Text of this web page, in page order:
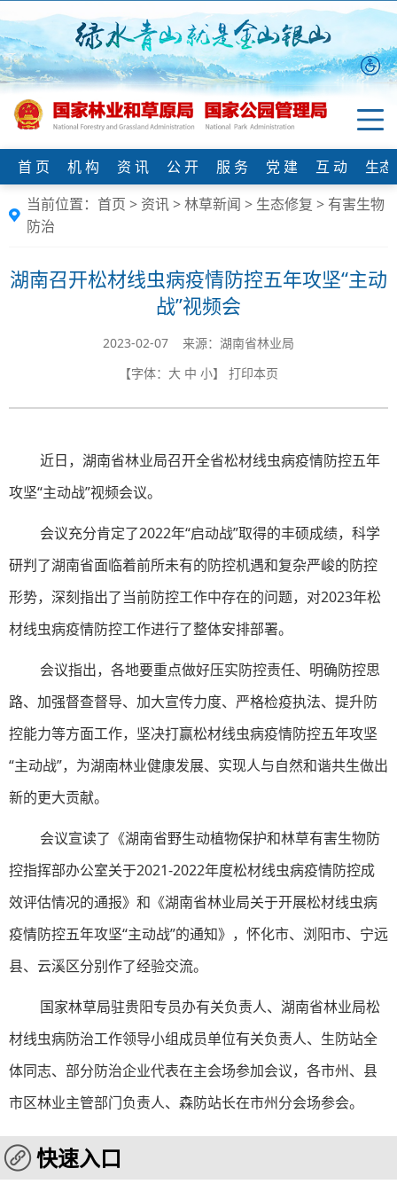
首 页 机 构 资 讯 公 开 服 务 党 建 互 动
生
当前位置： 首页 > 资讯>林草新闻 > 生态修复 > 有害生物
防治
湖南召开松材线虫病疫情防控五年攻坚“主动
战”视频会
2023-02-07 来源：​湖南省林业局
【字体： 大 中 小】 打印本页
近日，湖南省林业局召开全省松材线虫病疫情防控五年
攻坚“主动战”视频会议。
会议充分肯定了2022年“启动战”取得的丰硕成绩，科学
研判了湖南省面临着前所未有的防控机遇和复杂严峻的防控
形势，深刻指出了当前防控工作中存在的问题，对2023年松
材线虫病疫情防控工作进行了整体安排部署。
会议指出，各地要重点做好压实防控责任、明确防控思
路、加强督查督导、加大宣传力度、严格检疫执法、提升防
控能力等方面工作，坚决打赢松材线虫病疫情防控五年攻坚
“主动战”，为湖南林业健康发展、实现人与自然和谐共生做出
新的更大贡献。
会议宣读了《湖南省野生动植物保护和林草有害生物防
控指挥部办公室关于2021-2022年度松材线虫病疫情防控成
效评估情况的通报》和《湖南省林业局关于开展松材线虫病
疫情防控五年攻坚“主动战”的通知》，怀化市、浏阳市、宁远
县、云溪区分别作了经验交流。
国家林草局驻贵阳专员办有关负责人、湖南省林业局松
材线虫病防治工作领导小组成员单位有关负责人、生防站全
体同志、部分防治企业代表在主会场参加会议，各市州、县
市区林业主管部门负责人、森防站长在市州分会场参会。
快速入口